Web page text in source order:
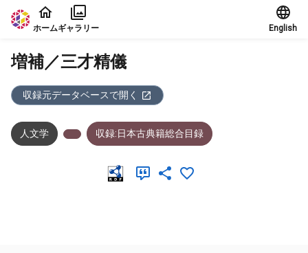
本文に飛ぶ
ホームギャラリー English
増補／三才精儀
収録元データベースで開く
人文学 収録:日本古典籍総合目録